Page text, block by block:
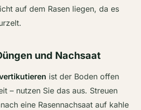
auf dem Rasen liegen, da es
und Nachsaat
ist der Boden offen
– nutzen Sie das aus. Streuen
eine Rasennachsaat auf kahle